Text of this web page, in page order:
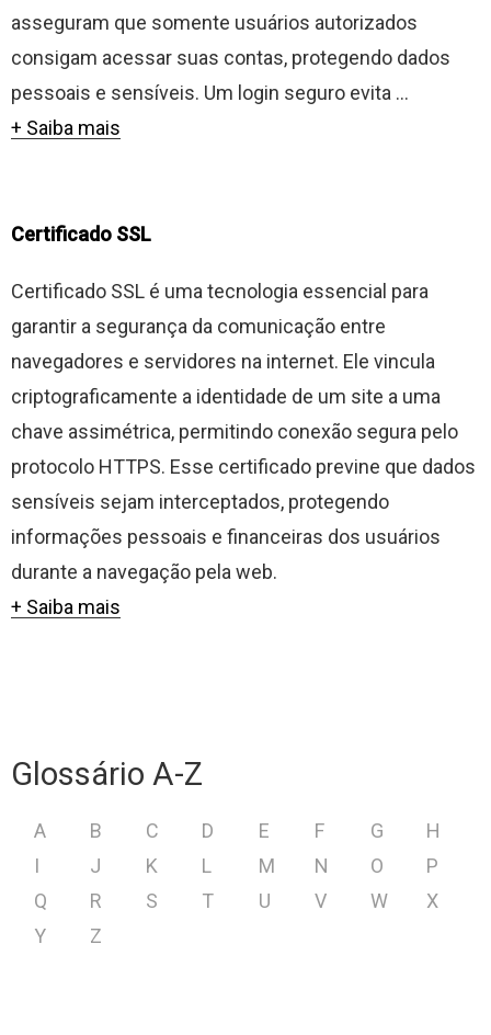
asseguram que somente usuários autorizados
consigam acessar suas contas, protegendo dados
pessoais e sensíveis. Um login seguro evita ...
+ Saiba mais
Certificado SSL
Certificado SSL é uma tecnologia essencial para
garantir a segurança da comunicação entre
navegadores e servidores na internet. Ele vincula
criptograficamente a identidade de um site a uma
chave assimétrica, permitindo conexão segura pelo
protocolo HTTPS. Esse certificado previne que dados
sensíveis sejam interceptados, protegendo
informações pessoais e financeiras dos usuários
durante a navegação pela web.
+ Saiba mais
Glossário A-Z
A B C D E F G
H
I
J K L M N O
P
Q
R S T U V W
X
Y
Z